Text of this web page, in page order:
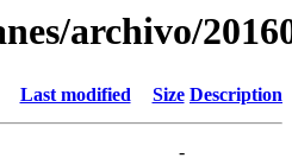
archivo/
Last modified Size Description
-